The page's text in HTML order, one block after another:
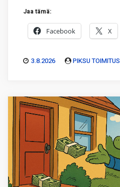
Jaa tämä:
Facebook X
3.8.2026 PIKSU TOIMITUS